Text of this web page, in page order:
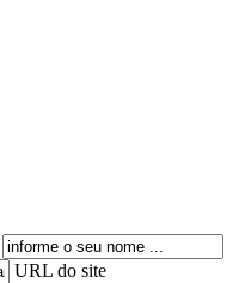
URL do site